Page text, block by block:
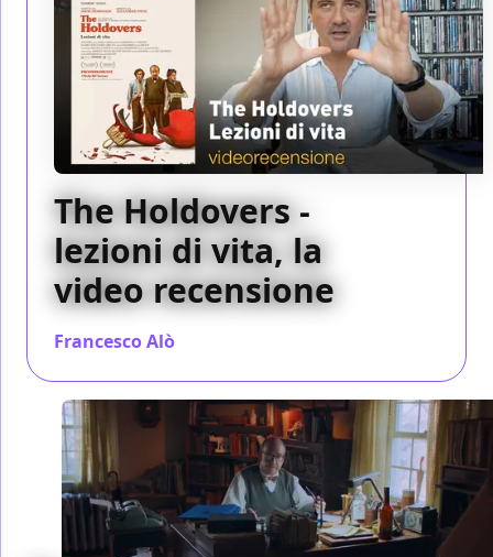
The Holdovers -
lezioni di vita, la
video recensione
Francesco Alò